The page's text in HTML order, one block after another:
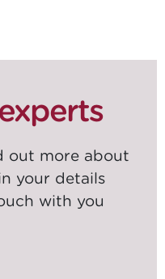
out more about
your details
with you